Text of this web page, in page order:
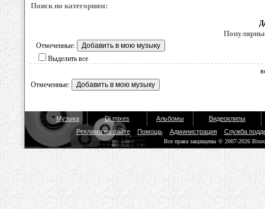
Поиск по категориям:
Отмеченные:
Выделить все
Отмеченные:
Музыка Dj mixes Альбомы
Видеоклипы
Реклама на сайте
Помощь Администрация Служба
Все права защищены © 2007-2026